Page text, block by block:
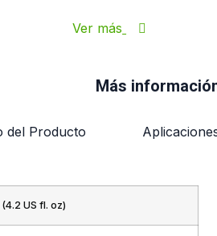
Ver más
Más
del Producto
US fl. oz)